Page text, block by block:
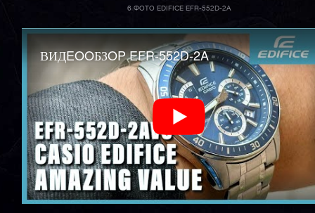
6 ФОТО EDIFICE EFR-552D-2A
ВИДEOOБЗOP EFR-552D-2A